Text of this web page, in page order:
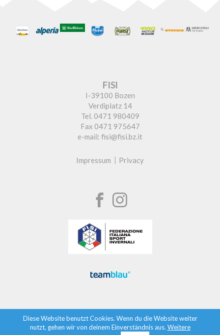
FISI
I-39100 Bozen
Verdiplatz 14
Tel. 0471 980409
Fax 0471 975647
e-mail: fisi@fisi.bz.it
Impressum Privacy
Diese Website benutzt Cookies. Wenn du die Website weiter
nutzt, gehen wir von deinem Einverständnis aus. Weitere